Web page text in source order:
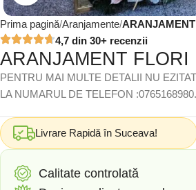
Prima pagină Aranjamente
4,7 din 30+ recenzii
ARANJAMENT FLORI
PENTRU MAI MULTE DETALII NU
LA NUMARUL DE TELEFON :0765168980.
Livrare Rapidă în Suceava!
Calitate controlată